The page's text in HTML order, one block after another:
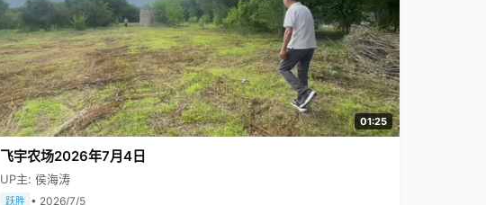
01:25
飞宇农场2026年7月4日
UP主: 侯海涛
跃胜 • 2026/7/5